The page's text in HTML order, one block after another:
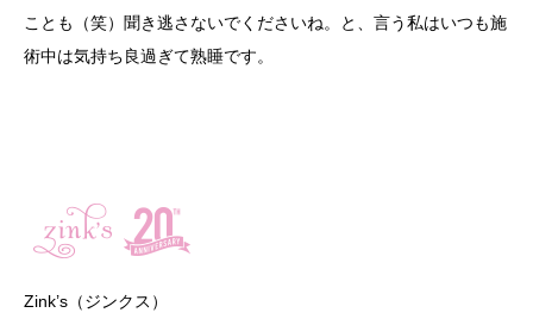
ことも（笑）聞き逃さないでくださいね。と、言う私はいつも施
術中は気持ち良過ぎて熟睡です。
Zink’s（ジンクス）